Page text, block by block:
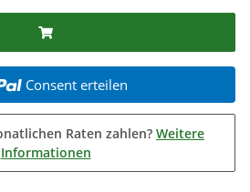
Consent erteilen
Raten zahlen? Weitere
Informationen